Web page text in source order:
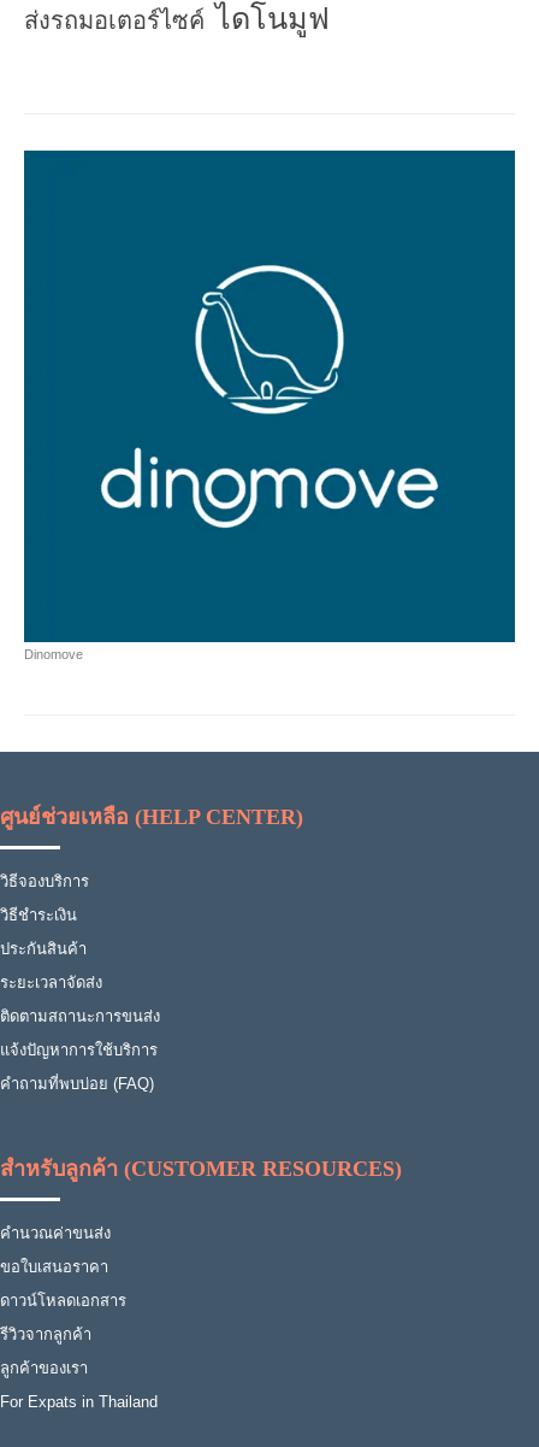
ส่งรถมอเตอร์ไซค์ ไดโนมูฟ
Dinomove
ศูนย์ช่วยเหลือ (HELP CENTER)
วิธีจองบริการ
วิธีชำระเงิน
ประกันสินค้า
ระยะเวลาจัดส่ง
ติดตามสถานะการขนส่ง
แจ้งปัญหาการใช้บริการ
คำถามที่พบบ่อย (FAQ)
สำหรับลูกค้า (CUSTOMER RESOURCES)
คำนวณค่าขนส่ง
ขอใบเสนอราคา
ดาวน์โหลดเอกสาร
รีวิวจากลูกค้า
ลูกค้าของเรา
For Expats in Thailand